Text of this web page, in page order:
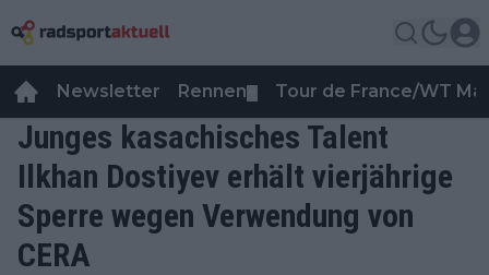
Newsletter Rennen Tour de France/WT
Junges kasachisches Talent
Ilkhan Dostiyev erhält vierjährige
Sperre wegen Verwendung von
CERA